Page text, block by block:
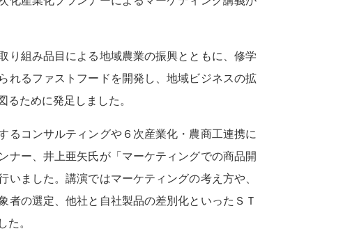
り組み品目による地域農業の振興とともに、修学
れるファストフードを開発し、地域ビジネスの拡
るために発足しました。
るコンサルティングや６次産業化・農商工連携に
ナー、井上亜矢氏が「マーケティングでの商品開
いました。講演ではマーケティングの考え方や、
者の選定、他社と自社製品の差別化といったＳＴ
た。